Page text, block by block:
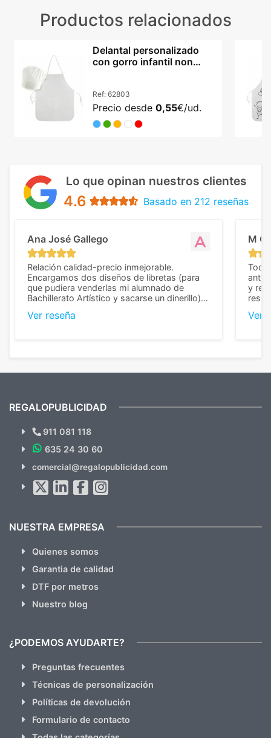
Productos relacionados
Delantal personalizado
con gorro infantil non
Ref: 62803
Precio desde 0,55€/ud.
Lo que opinan nuestros clientes
4.6 Basado en 212 reseñas
Ana José Gallego
Relación calidad-precio inmejorable.
Encargamos dos diseños de libretas (para
que pudiera venderlas mi alumnado de
Bachillerato Artístico y sacarse un dinerillo) y
diferencia, con libretas de muy buena calidad
Ver reseña
M C
Todo
y
Ver
¿Quieres ver nuestras últimas
Novedades y Ofertas?
hacemos Spam)
REGALOPUBLICIDAD
911 081 118
635 24 30 60
comercial@regalopublicidad.com
NUESTRA EMPRESA
Quienes somos
Garantia de calidad
DTF por metros
Nuestro blog
¿PODEMOS AYUDARTE?
Preguntas frecuentes
Técnicas de personalización
Políticas de devolución
Formulario de contacto